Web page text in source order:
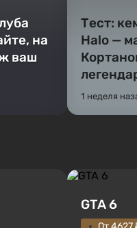
на
ваш
Тест:
Halo —
1 неделя
GTA 6